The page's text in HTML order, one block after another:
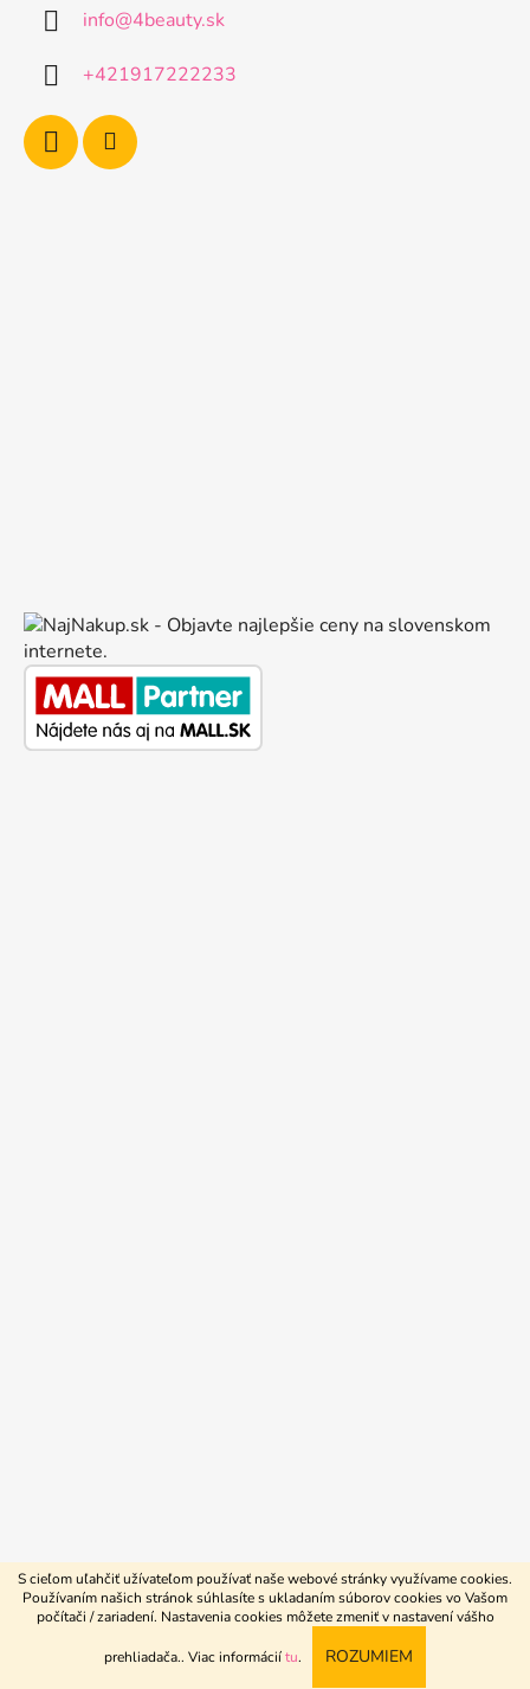
S cieľom uľahčiť užívateľom používať naše webové stránky využívame cookies.
Používaním našich stránok súhlasíte s ukladaním súborov cookies vo Vašom
počítači / zariadení. Nastavenia cookies môžete zmeniť v nastavení vášho
prehliadača.. Viac informáciítu. ROZUMIEM
info@4beauty.sk
+421917222233
Copyright 20264beauty.sk. Všetky práva vyhradené.